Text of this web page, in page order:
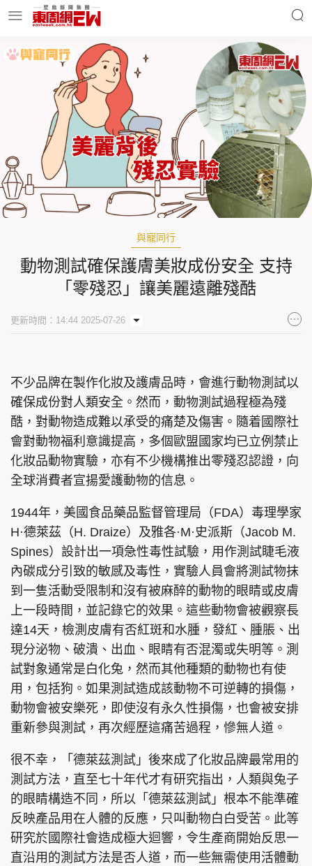
明星名人 時事財經
東周Ladies 優享生活
東周食玩通 會員活動
玄學靈異 東周專欄
東周刊 cazbuyer 東Touch
PCM 電腦廣場 星島頭條
頭條日報 星島環球 The Standard
親子王 Oh!爸媽 JobMarket
頭條搵工 EDUPLUS
關於我們
聯絡我們
隱私政策聲明
使用條款
版權及免責聲明
Copyright © 東周網 版權所有 . 不得轉載
與寵同行
動物測試確保護膚美妝成份安全 支持
「零殘忍」讓美麗遠離殘酷
更新時間：14:44 2025-07-26
不少品牌在製作化妝及護膚品時，會進行動物測試以
確保成份對人類安全。然而，動物測試過程極為殘
酷，對動物造成難以承受的痛楚及傷害。隨着國際社
會對動物福利意識提高，多個歐盟國家均已立例禁止
化妝品動物實驗，亦有不少機構推出零殘忍認證，向
全球消費者宣揚愛護動物的信息。
1944年，美國食品藥品監督管理局（FDA）毒理學家
H·德萊茲（H. Draize）及雅各·M·史派斯（Jacob M.
Spines）設計出一項急性毒性試驗，用作測試睫毛液
內碳成分引致的敏感及毒性，實驗人員會將測試物抹
到一隻活動受限制和沒有被麻醉的動物的眼睛或皮膚
上一段時間，並記錄它的效果。這些動物會被觀察長
達14天，檢測皮膚有否紅斑和水腫，發紅、腫脹、出
現分泌物、破潰、出血、眼睛有否混濁或失明等。測
試對象通常是白化兔，然而其他種類的動物也有使
用，包括狗。如果測試造成該動物不可逆轉的損傷，
動物會被安樂死，即使沒有永久性損傷，也會被安排
重新參與測試，再次經歷這痛苦過程，慘無人道。
很不幸，「德萊茲測試」後來成了化妝品牌最常用的
測試方法，直至七十年代才有研究指出，人類與兔子
的眼睛構造不同，所以「德萊茲測試」根本不能準確
反映產品用在人體的反應，只叫動物白白受苦。此等
研究於國際社會造成極大迴響，令生產商開始反思一
直沿用的測試方法是否人道，而一些無需使用活體動